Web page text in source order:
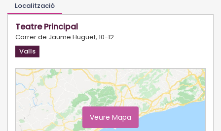
Localització
Teatre Principal
Carrer de Jaume Huguet, 10-12
Valls
Veure Mapa